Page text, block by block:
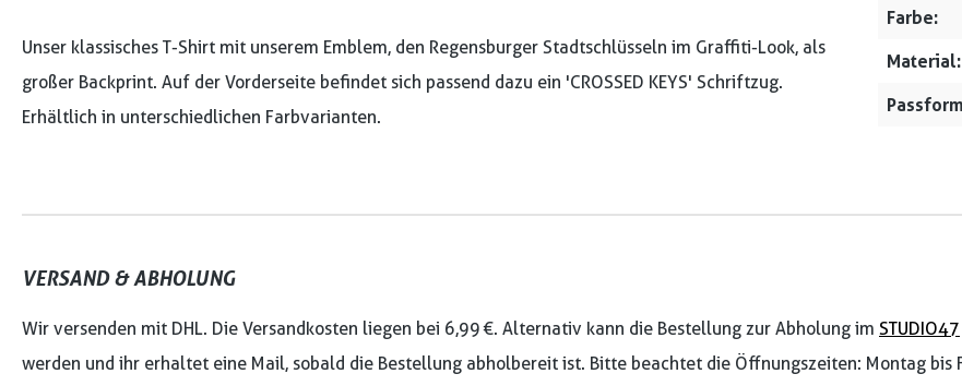
Unser klassisches T-Shirt mit unserem Emblem, den Regensburger Stadtschlüsseln im Graffiti-Look, als
großer Backprint. Auf der Vorderseite befindet sich passend dazu ein 'CROSSED KEYS' Schriftzug.
Erhältlich in unterschiedlichen Farbvarianten.
Farbe:
Material:
VERSAND & ABHOLUNG
Wir versenden mit DHL. Die Versandkosten liegen bei 6,99 €. Alternativ kann die Bestellung zur Abholung im STUDIO47
werden und ihr erhaltet eine Mail, sobald die Bestellung abholbereit ist. Bitte beachtet die Öffnungszeiten: Montag